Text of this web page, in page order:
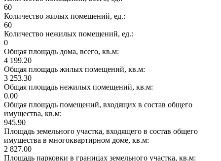
60
Количество жилых помещений, ед.:
60
Количество нежилых помещений, ед.:
0
Общая площадь дома, всего, кв.м:
4 199.20
Общая площадь жилых помещений, кв.м:
3 253.30
Общая площадь нежилых помещений, кв.м:
0.00
Общая площадь помещений, входящих в состав общего
имущества, кв.м:
945.90
Площадь земельного участка, входящего в состав общего
имущества в многоквартирном доме, кв.м:
2 827.00
Площадь парковки в границах земельного участка, кв.м: